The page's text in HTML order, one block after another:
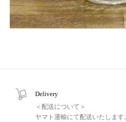
Delivery
＜配送について＞
ヤマト運輸にて配送いたします